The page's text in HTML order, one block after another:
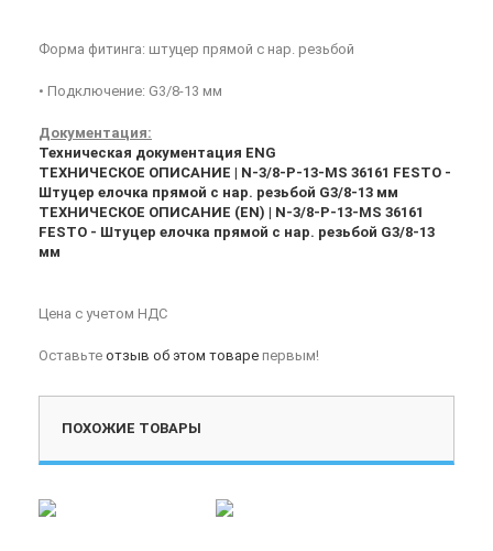
Форма фитинга: штуцер прямой с нар. резьбой
• Подключение: G3/8-13 мм
Документация:
Техническая документация ENG
ТЕХНИЧЕСКОЕ ОПИСАНИЕ | N-3/8-P-13-MS 36161 FESTO -
Штуцер елочка прямой с нар. резьбой G3/8-13 мм
ТЕХНИЧЕСКОЕ ОПИСАНИЕ (EN) | N-3/8-P-13-MS 36161
FESTO - Штуцер елочка прямой с нар. резьбой G3/8-13
мм
Цена с учетом НДС
Оставьте отзыв об этом товаре первым!
ПОХОЖИЕ ТОВАРЫ